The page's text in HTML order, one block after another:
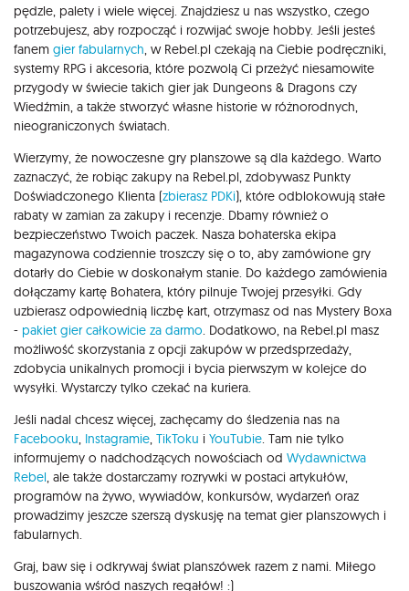
pędzle, palety i wiele więcej. Znajdziesz u nas wszystko, czego
potrzebujesz, aby rozpocząć i rozwijać swoje hobby. Jeśli jesteś
fanem gier fabularnych , w Rebel.pl czekają na Ciebie podręczniki,
systemy RPG i akcesoria, które pozwolą Ci przeżyć niesamowite
przygody w świecie takich gier jak Dungeons & Dragons czy
Wiedźmin, a także stworzyć własne historie w różnorodnych,
nieograniczonych światach.
Wierzymy, że nowoczesne gry planszowe są dla każdego. Warto
zaznaczyć, że robiąc zakupy na Rebel.pl, zdobywasz Punkty
Doświadczonego Klienta (zbierasz PDKi), które odblokowują stałe
rabaty w zamian za zakupy i recenzje. Dbamy również o
bezpieczeństwo Twoich paczek. Nasza bohaterska ekipa
magazynowa codziennie troszczy się o to, aby zamówione gry
dotarły do Ciebie w doskonałym stanie. Do każdego zamówienia
dołączamy kartę Bohatera, który pilnuje Twojej przesyłki. Gdy
uzbierasz odpowiednią liczbę kart, otrzymasz od nas Mystery Boxa
- pakiet gier całkowicie za darmo . Dodatkowo, na Rebel.pl masz
możliwość skorzystania z opcji zakupów w przedsprzedaży,
zdobycia unikalnych promocji i bycia pierwszym w kolejce do
wysyłki. Wystarczy tylko czekać na kuriera.
Jeśli nadal chcesz więcej, zachęcamy do śledzenia nas na
Facebooku Instagramie TikToku i YouTubie . Tam nie tylko
informujemy o nadchodzących nowościach od Wydawnictwa
Rebel , ale także dostarczamy rozrywki w postaci artykułów,
programów na żywo, wywiadów, konkursów, wydarzeń oraz
prowadzimy jeszcze szerszą dyskusję na temat gier planszowych i
fabularnych.
Graj, baw się i odkrywaj świat planszówek razem z nami. Miłego
buszowania wśród naszych regałów! :)